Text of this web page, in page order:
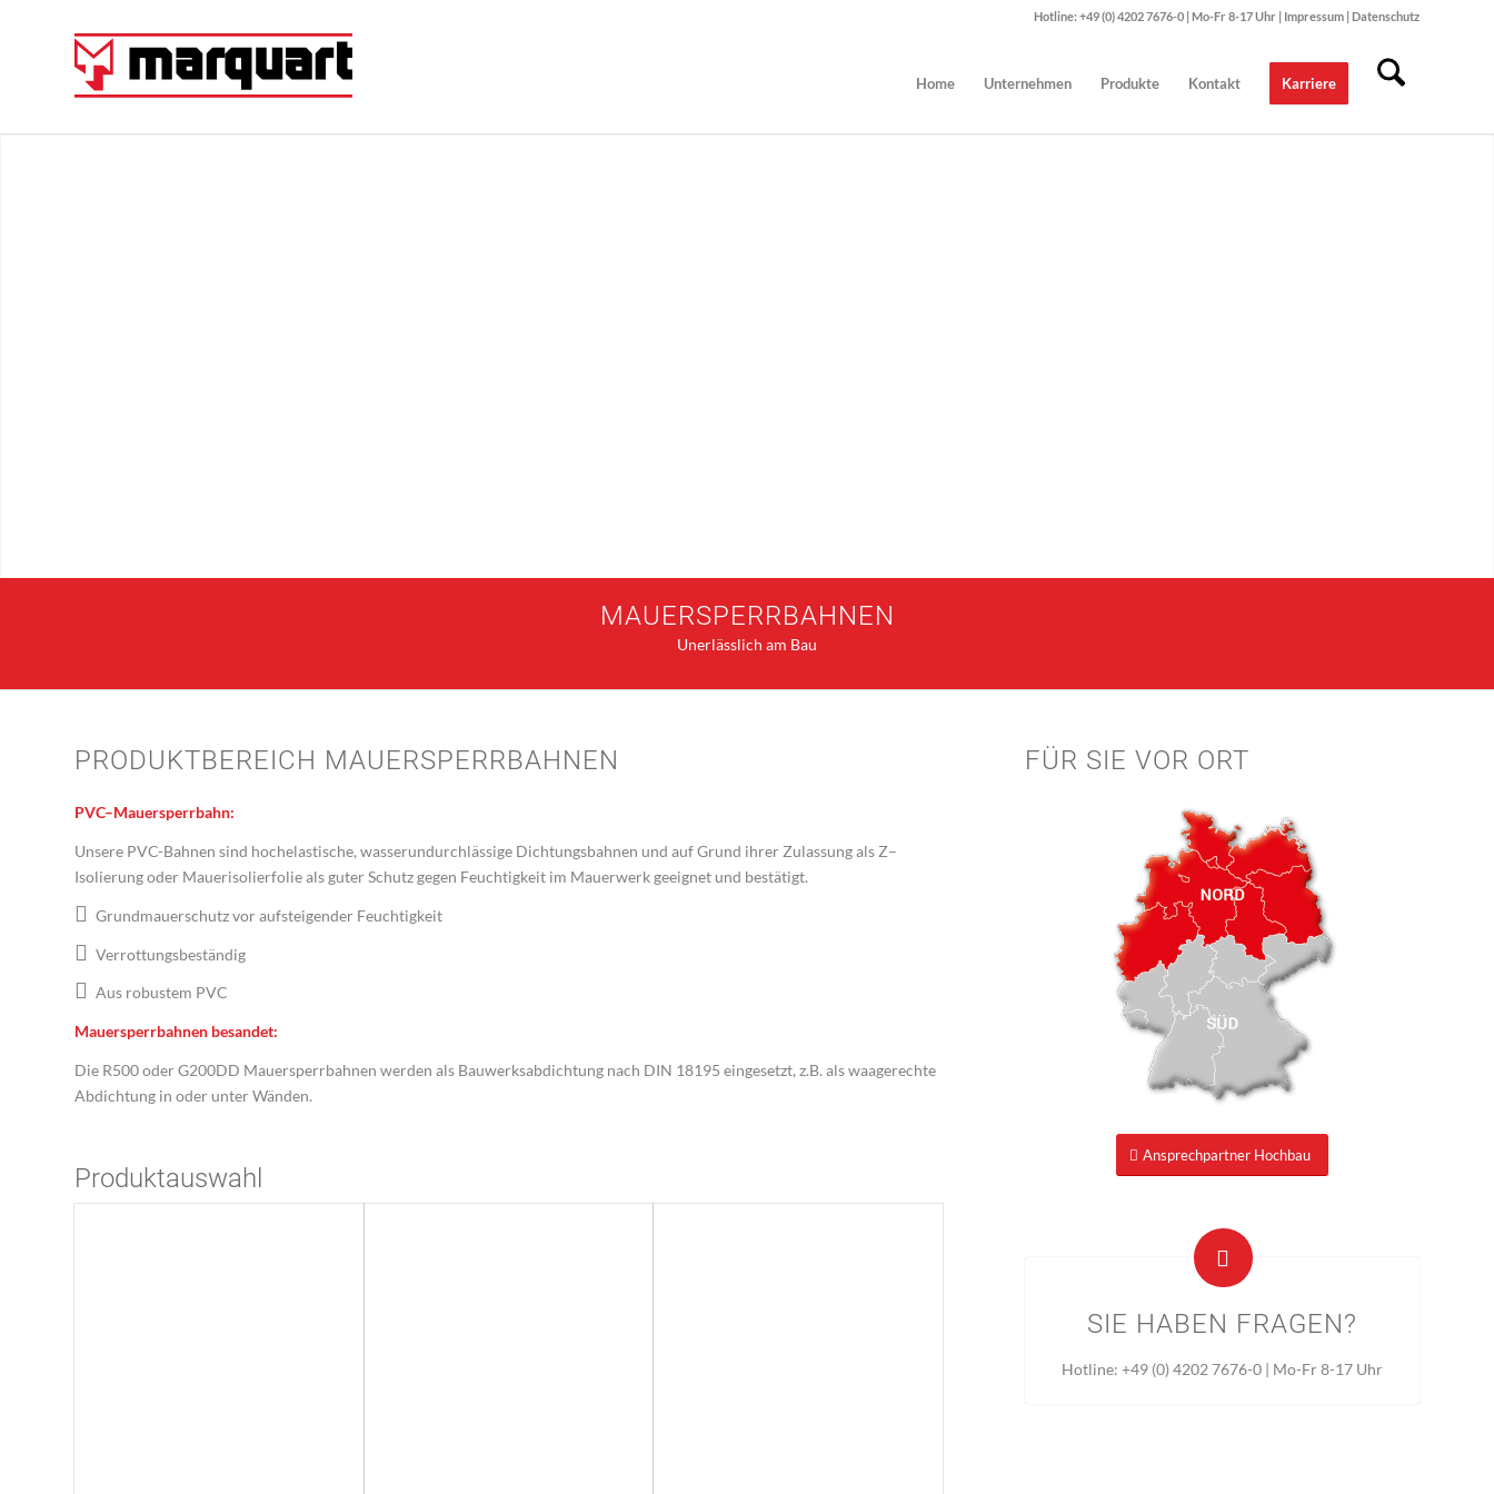
Hotline: +49 (0) 4202 7676-0 | Mo-Fr 8-17 Uhr | Impressum | Datenschutz
Home Unternehmen Produkte Kontakt Karriere
MAUERSPERRBAHNEN
Unerlässlich am Bau
PRODUKTBEREICH MAUERSPERRBAHNEN
PVC–Mauersperrbahn:
Unsere PVC-Bahnen sind hochelastische, wasserundurchlässige Dichtungsbahnen und auf Grund ihrer Zulassung als Z–
Isolierung oder Mauerisolierfolie als guter Schutz gegen Feuchtigkeit im Mauerwerk geeignet und bestätigt.
Grundmauerschutz vor aufsteigender Feuchtigkeit
Verrottungsbeständig
Aus robustem PVC
Mauersperrbahnen besandet:
Die R500 oder G200DD Mauersperrbahnen werden als Bauwerksabdichtung nach DIN 18195 eingesetzt, z.B. als waagerechte
Abdichtung in oder unter Wänden.
Produktauswahl
FÜR SIE VOR ORT
Ansprechpartner Hochbau
SIE HABEN FRAGEN?
Hotline: +49 (0) 4202 7676-0 | Mo-Fr 8-17 Uhr